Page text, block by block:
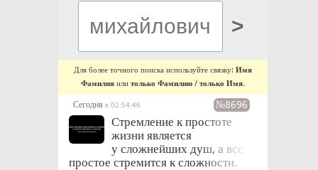
Для более точного поиска используйте связку: Имя
Фамилияили только Фамилию/ только Имя.
Сегодня в 02:54:46 №8696
Стремление к простоте
жизни является
у сложнейших душ, а все
простое стремится к сложности.